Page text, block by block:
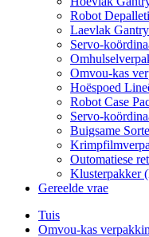
Robot
Laevlak
Servo-
Omvou-kas
Hoëspoed
Robot Case
Servo-
Buigsame
Outomatiese
Klusterpakker
Gereelde vrae
Tuis
Omvou-kas